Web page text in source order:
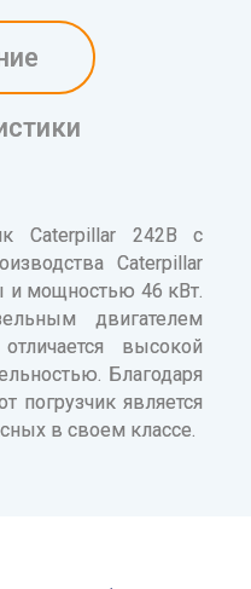
Caterpillar 242B с
Caterpillar
и мощностью 46 кВт.
двигателем
высокой
Благодаря
погрузчик является
в своем классе.